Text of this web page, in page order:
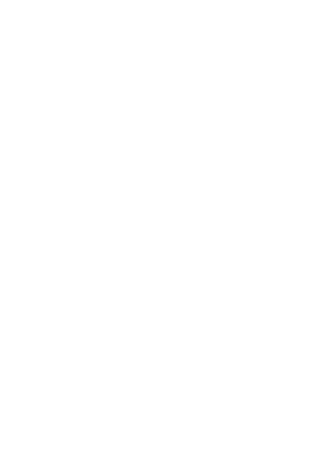
RIXPERT